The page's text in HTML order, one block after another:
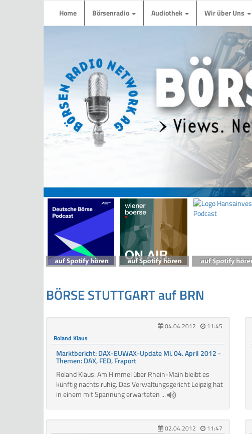
Home Börsenradio Audiothek Wir über Uns
BÖRSE STUTTGART auf BRN
04.04.2012
11:45
Roland Klaus
Marktbericht: DAX-EUWAX-Update Mi. 04. April 2012 -
Themen: DAX, FED, Fraport
Roland Klaus: Am Himmel über Rhein-Main bleibt es
künftig nachts ruhig. Das Verwaltungsgericht Leipzig hat
in einem mit Spannung erwarteten ...
02.04.2012
11:47